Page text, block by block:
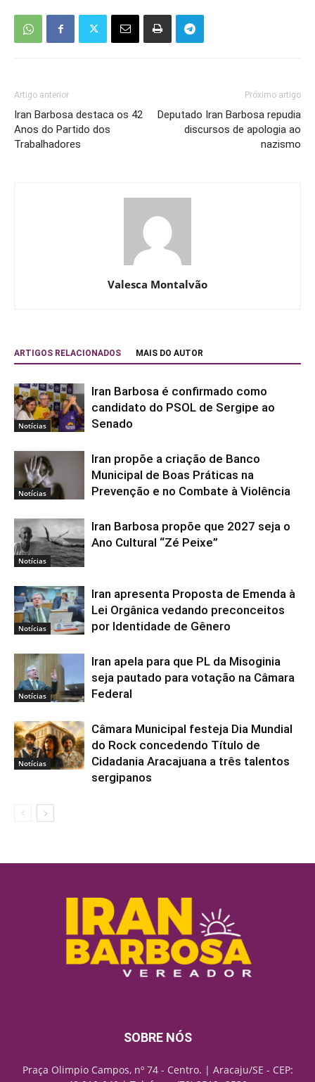
Artigo anterior
Iran Barbosa destaca os 42
Anos do Partido dos
Trabalhadores
Próximo artigo
Deputado Iran Barbosa repudia
discursos de apologia ao
nazismo
Valesca Montalvão
ARTIGOS RELACIONADOS MAIS DO AUTOR
Notícias
Iran Barbosa é confirmado como
candidato do PSOL de Sergipe ao
Senado
Notícias
Iran propõe a criação de Banco
Municipal de Boas Práticas na
Prevenção e no Combate à Violência
Notícias
Iran Barbosa propõe que 2027 seja o
Ano Cultural “Zé Peixe”
Notícias
Iran apresenta Proposta de Emenda à
Lei Orgânica vedando preconceitos
por Identidade de Gênero
Notícias
Iran apela para que PL da Misoginia
seja pautado para votação na Câmara
Federal
Notícias
Câmara Municipal festeja Dia Mundial
do Rock concedendo Título de
Cidadania Aracajuana a três talentos
sergipanos
SOBRE NÓS
Praça Olimpio Campos, nº 74 - Centro. | Aracaju/SE - CEP: